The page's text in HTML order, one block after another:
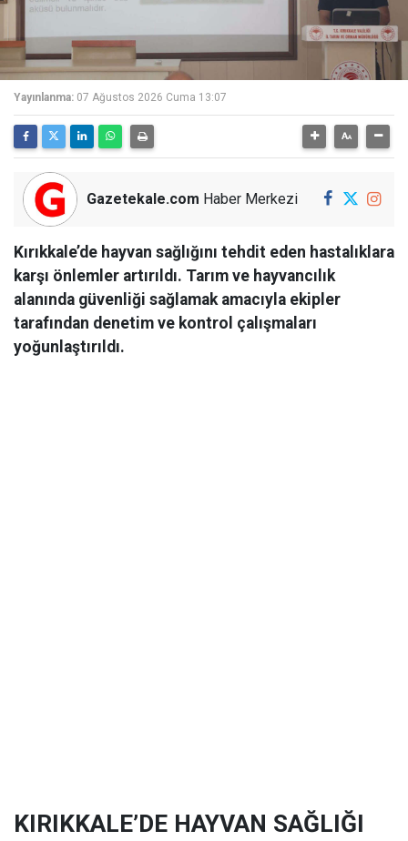
Yayınlanma: 07 Ağustos 2026 Cuma 13:07
Gazetekale.com Haber Merkezi
Kırıkkale’de hayvan sağlığını tehdit eden hastalıklara
karşı önlemler artırıldı. Tarım ve hayvancılık
alanında güvenliği sağlamak amacıyla ekipler
tarafından denetim ve kontrol çalışmaları
yoğunlaştırıldı.
KIRIKKALE’DE HAYVAN SAĞLIĞI